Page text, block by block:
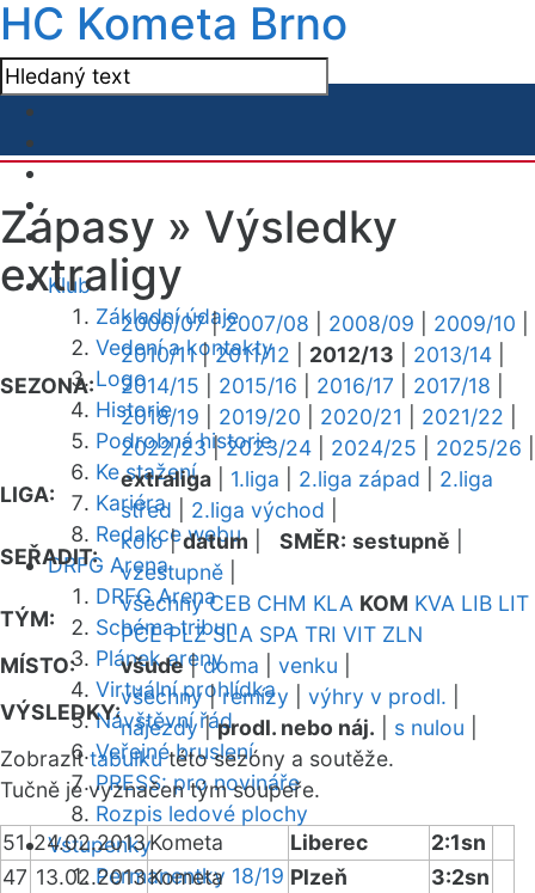
HC Kometa Brno
Klub
Základní údaje
Vedení a kontakty
Logo
Historie
Podrobná historie
Ke stažení
Kariéra
Redakce webu
DRFG Arena
DRFG Arena
Schéma tribun
Plánek areny
Virtuální prohlídka
Návštěvní řád
Veřejné bruslení
PRESS: pro novináře
Rozpis ledové plochy
Vstupenky
Permanentky 18/19
Zápasy » Výsledky
extraligy
SEZONA:
2006/07|2007/08 2008/09 2009/10
2010/11|2011/12 2012/13 2013/14
2014/15
2015/16 2016/17 2017/18
2018/19
2019/20 2020/21 2021/22
2022/23|2023/24 2024/25 2025/26
LIGA:
extraliga 1.liga 2.liga západ
2.liga
střed
2.liga východ
SEŘADIT:
kolo|datum SMĚR: sestupně
vzestupně
TÝM:
všechny CEB CHM KLA KOM KVA LIB LIT
PCE PLZ SLA SPA TRI VIT ZLN
MÍSTO:
všude|doma venku
VÝSLEDKY:
všechny|remízy výhry v prodl.
nájezdy|prodl. nebo náj. s nulou
Zobrazittabulkutéto sezóny a soutěže.
Tučně je vyznačen tým soupeře.
51 24.02.2013Kometa Liberec
2:1sn
47 13.02.2013Kometa Plzeň
3:2sn